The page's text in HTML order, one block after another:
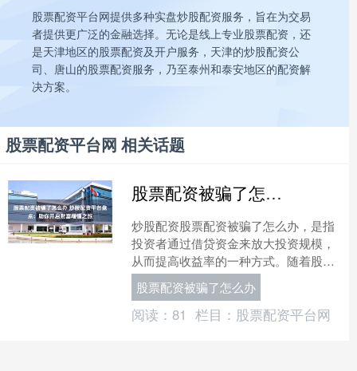
股票配资平台网提供多种实盘炒股配资服务，旨在为交易
者提供更广泛的金融选择。无论是线上专业股票配资，还
是天津地区的股票配资及开户服务，天津的炒股配资公
司、唐山的股票配资服务，乃至泰州和泰安地区的配资解
决方案。
股票配资平台网 相关话题
股票配资被骗了怎么办 炒股配资平台盘点：助你开启财富增值之旅
炒股配资股票配资被骗了怎么办，是指
投资者通过借贷资金来放大投资规模，
从而提高收益率的一种方式。随着股市
投资的火热，炒股配资平台也层出不
穷。本文将盘点几个备受投资....
股票配资被骗了怎么办
阅读： 81 栏目： 股票配资平台网